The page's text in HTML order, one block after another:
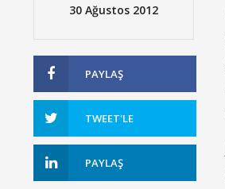
30 Ağustos 2012
PAYLAŞ
TWEET'LE
PAYLAŞ